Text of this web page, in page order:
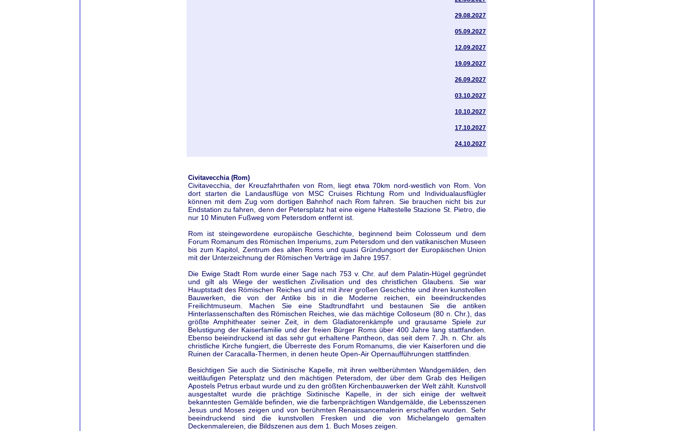
29.08.2027
05.09.2027
12.09.2027
19.09.2027
26.09.2027
03.10.2027
10.10.2027
17.10.2027
24.10.2027
Civitavecchia (Rom)
Civitavecchia, der Kreuzfahrthafen von Rom, liegt etwa 70km nord-westlich von Rom. Von
dort starten die Landausflüge von MSC Cruises Richtung Rom und Individualausflügler
können mit dem Zug vom dortigen Bahnhof nach Rom fahren. Sie brauchen nicht bis zur
Endstation zu fahren, denn der Petersplatz hat eine eigene Haltestelle Stazione St. Pietro, die
nur 10 Minuten Fußweg vom Petersdom entfernt ist.
Rom ist steingewordene europäische Geschichte, beginnend beim Colosseum und dem
Forum Romanum des Römischen Imperiums, zum Petersdom und den vatikanischen Museen
bis zum Kapitol, Zentrum des alten Roms und quasi Gründungsort der Europäischen Union
mit der Unterzeichnung der Römischen Verträge im Jahre 1957.
Die Ewige Stadt Rom wurde einer Sage nach 753 v. Chr. auf dem Palatin-Hügel gegründet
und gilt als Wiege der westlichen Zivilisation und des christlichen Glaubens. Sie war
Hauptstadt des Römischen Reiches und ist mit ihrer großen Geschichte und ihren kunstvollen
Bauwerken, die von der Antike bis in die Moderne reichen, ein beeindruckendes
Freilichtmuseum. Machen Sie eine Stadtrundfahrt und bestaunen Sie die antiken
Hinterlassenschaften des Römischen Reiches, wie das mächtige Colloseum (80 n. Chr.), das
größte Amphitheater seiner Zeit, in dem Gladiatorenkämpfe und grausame Spiele zur
Belustigung der Kaiserfamilie und der freien Bürger Roms über 400 Jahre lang stattfanden.
Ebenso beieindruckend ist das sehr gut erhaltene Pantheon, das seit dem 7. Jh. n. Chr. als
christliche Kirche fungiert, die Überreste des Forum Romanums, die vier Kaiserforen und die
Ruinen der Caracalla-Thermen, in denen heute Open-Air Opernaufführungen stattfinden.
Besichtigen Sie auch die Sixtinische Kapelle, mit ihren weltberühmten Wandgemälden, den
weitläufigen Petersplatz und den mächtigen Petersdom, der über dem Grab des Heiligen
Apostels Petrus erbaut wurde und zu den größten Kirchenbauwerken der Welt zählt. Kunstvoll
ausgestaltet wurde die prächtige Sixtinische Kapelle, in der sich einige der weltweit
bekanntesten Gemälde befinden, wie die farbenprächtigen Wandgemälde, die Lebensszenen
Jesus und Moses zeigen und von berühmten Renaissancemalerin erschaffen wurden. Sehr
beeindruckend sind die kunstvollen Fresken und die von Michelangelo gemalten
Deckenmalereien, die Bildszenen aus dem 1. Buch Moses zeigen.